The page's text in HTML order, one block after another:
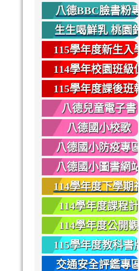
八德BBC臉書粉專
生生喝鮮乳 桃園鈣
健康
115學年度新生入學
專區
114學年校園班級位
置圖
115學年度課後班報
名
八德兒童電子書
八德國小校歌
八德國小防疫專區
八德國小圖書網站
114學年度下學期社
團報名
114學年度課程計
畫
114學年度公開觀
課
115學年度教科書版
本
交通安全評鑑專區